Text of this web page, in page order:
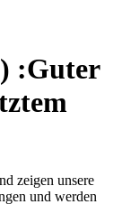
:Guter
zeigen unsere
und werden